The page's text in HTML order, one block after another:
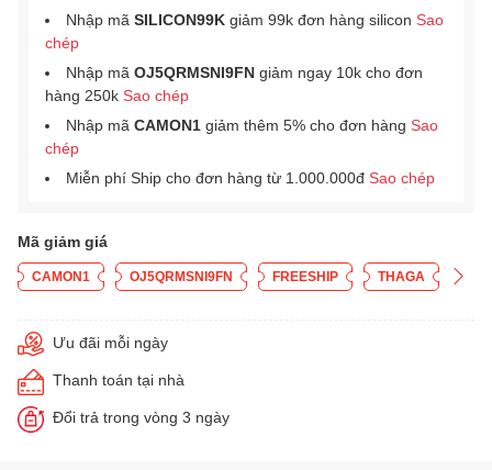
Nhập mã SILICON99K giảm 99k đơn hàng silicon Sao
chép
Nhập mã OJ5QRMSNI9FN giảm ngay 10k cho đơn
hàng 250k Sao chép
Nhập mã CAMON1 giảm thêm 5% cho đơn hàng Sao
chép
Miễn phí Ship cho đơn hàng từ 1.000.000đ Sao chép
Mã giảm giá
CAMON1 OJ5QRMSNI9FN FREESHIP THAGA
Ưu đãi mỗi ngày
Thanh toán tại nhà
Đổi trả trong vòng 3 ngày